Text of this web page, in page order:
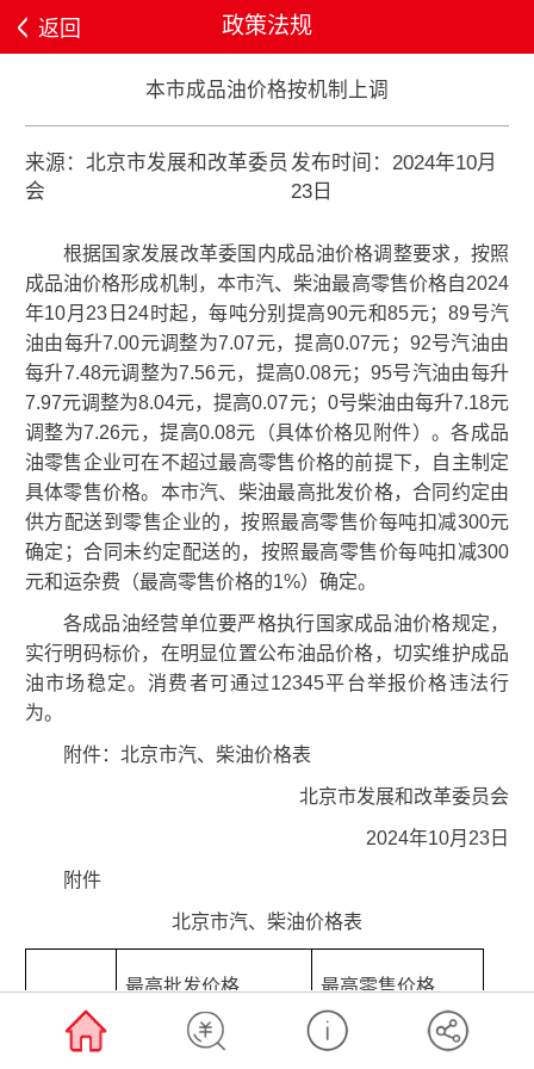
返回 政策法规
本市成品油价格按机制上调
来源：北京市发展和改革委员
会
发布时间：2024年10月
23日
根据国家发展改革委国内成品油价格调整要求，按照
成品油价格形成机制，本市汽、柴油最高零售价格自2024
年10月23日24时起，每吨分别提高90元和85元；89号汽
油由每升7.00元调整为7.07元，提高0.07元；92号汽油由
每升7.48元调整为7.56元，提高0.08元；95号汽油由每升
7.97元调整为8.04元，提高0.07元；0号柴油由每升7.18元
调整为7.26元，提高0.08元（具体价格见附件）。各成品
油零售企业可在不超过最高零售价格的前提下，自主制定
具体零售价格。本市汽、柴油最高批发价格，合同约定由
供方配送到零售企业的，按照最高零售价每吨扣减300元
确定；合同未约定配送的，按照最高零售价每吨扣减300
元和运杂费（最高零售价格的1%）确定。
各成品油经营单位要严格执行国家成品油价格规定，
实行明码标价，在明显位置公布油品价格，切实维护成品
油市场稳定。消费者可通过12345平台举报价格违法行
为。
附件：北京市汽、柴油价格表
北京市发展和改革委员会
2024年10月23日
附件
北京市汽、柴油价格表
品名
最高批发价格 最高零售价格
非配送制